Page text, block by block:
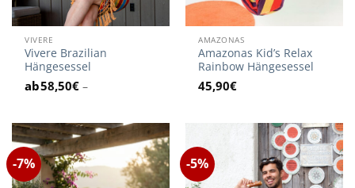
VIVERE
Vivere Brazilian
Hängesessel
58,50€ –
AMAZONAS
Amazonas Kid’s Relax
Rainbow Hängesessel
45,90€
-7% -5%